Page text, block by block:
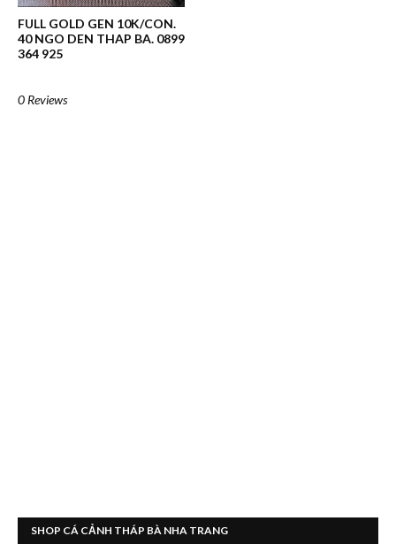
FULL GOLD GEN 10K/CON.
40 NGO DEN THAP BA. 0899
364 925
0 Reviews
SHOP CÁ CẢNH THÁP BÀ NHA TRANG